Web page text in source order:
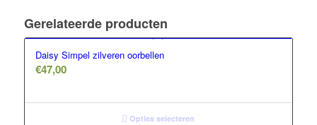
Gerelateerde producten
Daisy Simpel zilveren oorbellen
€47,00
Opties selecteren